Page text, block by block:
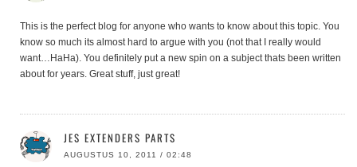
This is the perfect blog for anyone who wants to know about this topic. You
know so much its almost hard to argue with you (not that I really would
want…HaHa). You definitely put a new spin on a subject thats been written
about for years. Great stuff, just great!
JES EXTENDERS PARTS
AUGUSTUS 10, 2011 / 02:48